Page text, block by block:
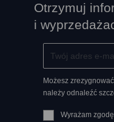
Otrzymuj
i
Możesz
należy odnaleźć
Wyrażam